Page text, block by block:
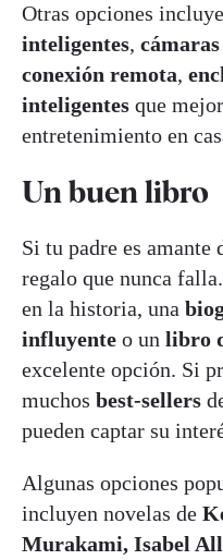
Otras opciones
inteligentes,
conexión remota,
inteligentes que
entretenimiento en
Un buen libro
Si tu padre es
regalo que nunca
en la historia, una
influyente o un libro
excelente opción. Si
muchos best-sellers
pueden captar su
Algunas opciones
incluyen novelas de
Murakami, Isabel